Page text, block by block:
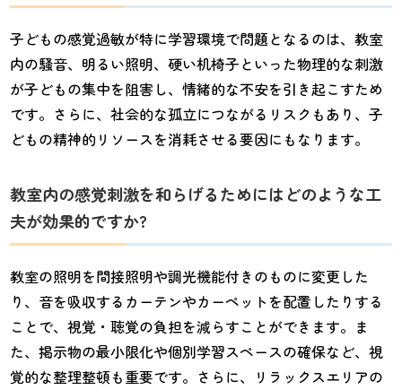
子どもの感覚過敏が特に学習環境で問題となるのは、教室
内の騒音、明るい照明、硬い机椅子といった物理的な刺激
が子どもの集中を阻害し、情緒的な不安を引き起こすため
です。さらに、社会的な孤立につながるリスクもあり、子
どもの精神的リソースを消耗させる要因にもなります。
教室内の感覚刺激を和らげるためにはどのような工
夫が効果的ですか?
教室の照明を間接照明や調光機能付きのものに変更した
り、音を吸収するカーテンやカーペットを配置したりする
ことで、視覚・聴覚の負担を減らすことができます。ま
た、掲示物の最小限化や個別学習スペースの確保など、視
覚的な整理整頓も重要です。さらに、リラックスエリアの